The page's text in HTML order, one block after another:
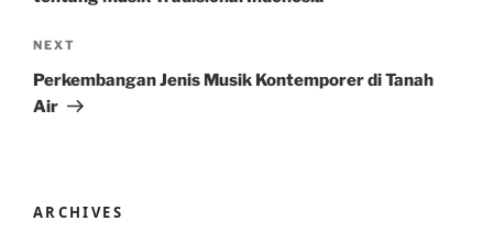
Next
Post
NEXT
Perkembangan Jenis Musik Kontemporer di Tanah
Air
ARCHIVES